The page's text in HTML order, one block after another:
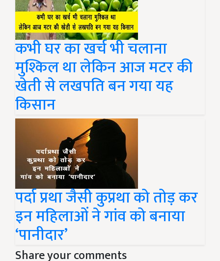
कभी घर का खर्च भी चलाना
मुश्किल था लेकिन आज मटर की
खेती से लखपति बन गया यह
किसान
पर्दा प्रथा जैसी कुप्रथा को तोड़ कर
इन महिलाओं ने गांव को बनाया
‘पानीदार’
Share your comments